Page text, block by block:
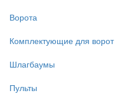
Ворота
Комплектующие для ворот
Шлагбаумы
Пульты